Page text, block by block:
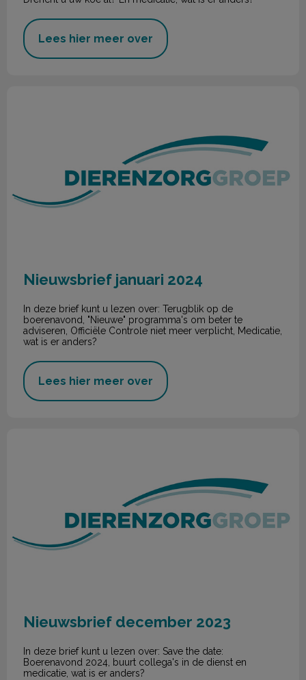
Lees hier meer over
Nieuwsbrief januari 2024
In deze brief kunt u lezen over: Terugblik op de
boerenavond, "Nieuwe" programma's om beter te
adviseren, Officiële Controle niet meer verplicht, Medicatie,
wat is er anders?
Lees hier meer over
Nieuwsbrief december 2023
In deze brief kunt u lezen over: Save the date:
Boerenavond 2024, buurt collega's in de dienst en
medicatie, wat is er anders?